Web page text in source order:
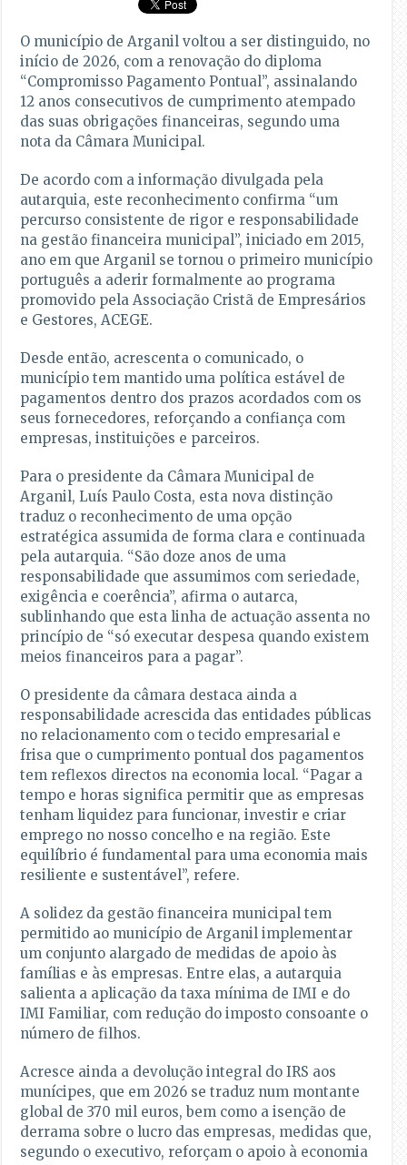
O município de Arganil voltou a ser distinguido, no
início de 2026, com a renovação do diploma
“Compromisso Pagamento Pontual”, assinalando
12 anos consecutivos de cumprimento atempado
das suas obrigações financeiras, segundo uma
nota da Câmara Municipal.
De acordo com a informação divulgada pela
autarquia, este reconhecimento confirma “um
percurso consistente de rigor e responsabilidade
na gestão financeira municipal”, iniciado em 2015,
ano em que Arganil se tornou o primeiro município
português a aderir formalmente ao programa
promovido pela Associação Cristã de Empresários
e Gestores, ACEGE.
Desde então, acrescenta o comunicado, o
município tem mantido uma política estável de
pagamentos dentro dos prazos acordados com os
seus fornecedores, reforçando a confiança com
empresas, instituições e parceiros.
Para o presidente da Câmara Municipal de
Arganil, Luís Paulo Costa, esta nova distinção
traduz o reconhecimento de uma opção
estratégica assumida de forma clara e continuada
pela autarquia. “São doze anos de uma
responsabilidade que assumimos com seriedade,
exigência e coerência”, afirma o autarca,
sublinhando que esta linha de actuação assenta no
princípio de “só executar despesa quando existem
meios financeiros para a pagar”.
O presidente da câmara destaca ainda a
responsabilidade acrescida das entidades públicas
no relacionamento com o tecido empresarial e
frisa que o cumprimento pontual dos pagamentos
tem reflexos directos na economia local. “Pagar a
tempo e horas significa permitir que as empresas
tenham liquidez para funcionar, investir e criar
emprego no nosso concelho e na região. Este
equilíbrio é fundamental para uma economia mais
resiliente e sustentável”, refere.
A solidez da gestão financeira municipal tem
permitido ao município de Arganil implementar
um conjunto alargado de medidas de apoio às
famílias e às empresas. Entre elas, a autarquia
salienta a aplicação da taxa mínima de IMI e do
IMI Familiar, com redução do imposto consoante o
número de filhos.
Acresce ainda a devolução integral do IRS aos
munícipes, que em 2026 se traduz num montante
global de 370 mil euros, bem como a isenção de
derrama sobre o lucro das empresas, medidas que,
segundo o executivo, reforçam o apoio à economia